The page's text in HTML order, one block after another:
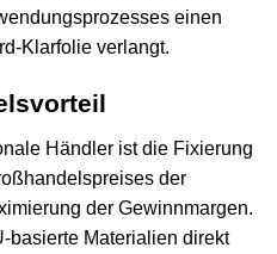
einen
Klarfolie verlangt.
Händler ist die Fixierung
der
der Gewinnmargen.
basierte Materialien direkt